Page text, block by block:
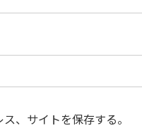
、サイトを保存する。